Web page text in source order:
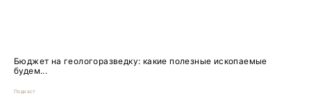
Бюджет на геологоразведку: какие полезные ископаемые
будем...
Подкаст